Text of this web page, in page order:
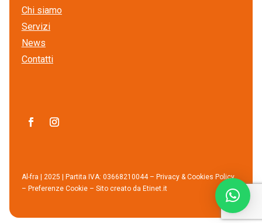
Chi siamo
Servizi
News
Contatti
Al-fra | 2025 | Partita IVA: 03668210044 – Privacy & Cookies Policy
– Preferenze Cookie– Sito creato da Etinet.it